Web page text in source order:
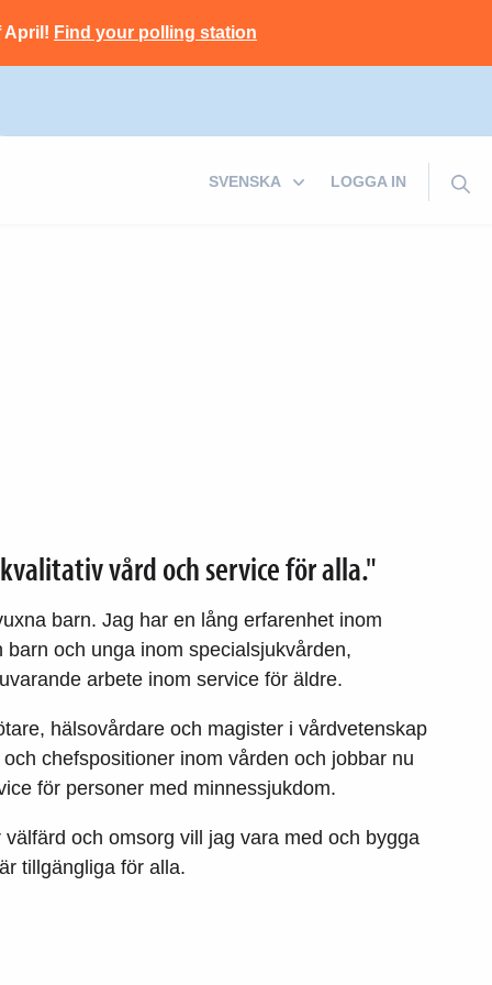
April! Find your polling station
LOGGA IN
vård och service för alla."
barn. Jag har en lång erfarenhet inom
och unga inom specialsjukvården,
arbete inom service för äldre.
hälsovårdare och magister i vårdvetenskap
chefspositioner inom vården och jobbar nu
för personer med minnessjukdom.
och omsorg vill jag vara med och bygga
tillgängliga för alla.